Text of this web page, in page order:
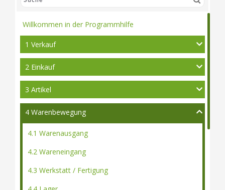
Willkommen in der Programmhilfe
1 Verkauf
2 Einkauf
3 Artikel
4 Warenbewegung
4.1 Warenausgang
4.2 Wareneingang
4.3 Werkstatt / Fertigung